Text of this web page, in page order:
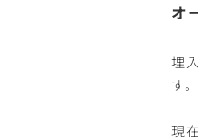
オ
埋
す。
現